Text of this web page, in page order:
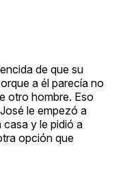
de que su
a él parecía no
otro hombre. Eso
le empezó a
casa y le pidió a
opción que